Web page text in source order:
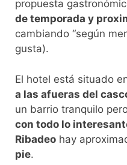
propuesta
de temporada y
cambiando “según
gusta).
El hotel está situado
a las afueras del
un barrio tranquilo
con todo lo
Ribadeo hay
pie.